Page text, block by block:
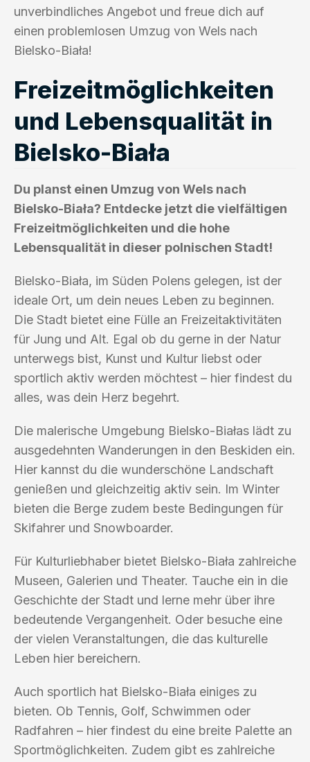
unverbindliches Angebot und freue dich auf
einen problemlosen Umzug von Wels nach
Bielsko-Biała!
Freizeitmöglichkeiten
und Lebensqualität in
Bielsko-Biała
Du planst einen Umzug von Wels nach
Bielsko-Biała? Entdecke jetzt die vielfältigen
Freizeitmöglichkeiten und die hohe
Lebensqualität in dieser polnischen Stadt!
Bielsko-Biała, im Süden Polens gelegen, ist der
ideale Ort, um dein neues Leben zu beginnen.
Die Stadt bietet eine Fülle an Freizeitaktivitäten
für Jung und Alt. Egal ob du gerne in der Natur
unterwegs bist, Kunst und Kultur liebst oder
sportlich aktiv werden möchtest – hier findest du
alles, was dein Herz begehrt.
Die malerische Umgebung Bielsko-Białas lädt zu
ausgedehnten Wanderungen in den Beskiden ein.
Hier kannst du die wunderschöne Landschaft
genießen und gleichzeitig aktiv sein. Im Winter
bieten die Berge zudem beste Bedingungen für
Skifahrer und Snowboarder.
Für Kulturliebhaber bietet Bielsko-Biała zahlreiche
Museen, Galerien und Theater. Tauche ein in die
Geschichte der Stadt und lerne mehr über ihre
bedeutende Vergangenheit. Oder besuche eine
der vielen Veranstaltungen, die das kulturelle
Leben hier bereichern.
Auch sportlich hat Bielsko-Biała einiges zu
bieten. Ob Tennis, Golf, Schwimmen oder
Radfahren – hier findest du eine breite Palette an
Sportmöglichkeiten. Zudem gibt es zahlreiche